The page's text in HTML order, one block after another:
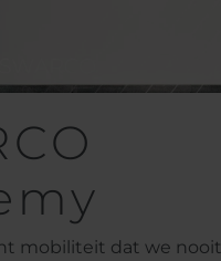
mobiliteit dat we nooit